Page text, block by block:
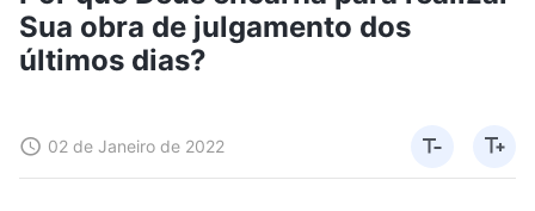
Sua obra de julgamento dos
últimos dias?
02 de Janeiro de 2022